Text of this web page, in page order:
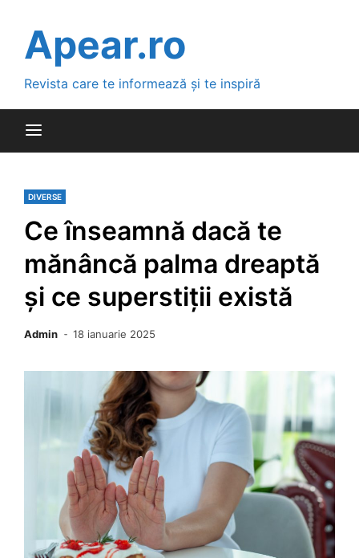
contentApear.ro
Revista care te informează și te inspiră
DIVERSE
Ce înseamnă dacă te
mănâncă palma dreaptă
și ce superstiții există
Admin 18 ianuarie 2025